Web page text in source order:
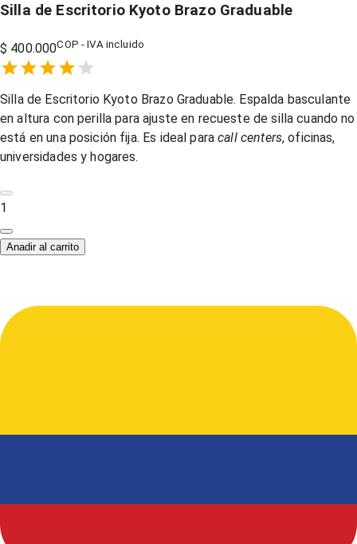
Silla de Escritorio Kyoto Brazo Graduable
$ 400.000COP - IVA incluido
1 Star,
2 Stars,
3 Stars,
4 Stars,
5 Stars,
Silla de Escritorio Kyoto Brazo Graduable. Espalda basculante
en altura con perilla para ajuste en recueste de silla cuando no
está en una posición fija. Es ideal para call centers, oficinas,
universidades y hogares.
1
Anadir al carrito